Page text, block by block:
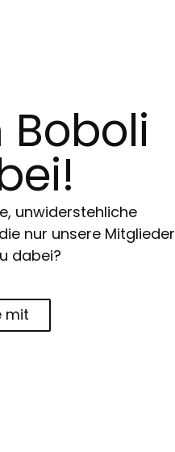
unwiderstehliche
nur unsere Mitglieder
dabei?
mit